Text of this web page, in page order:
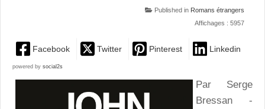
Published in Romans étrangers
Affichages : 5957
Facebook Twitter Pinterest Linkedin
powered by social2s
Par Serge
Bressan -